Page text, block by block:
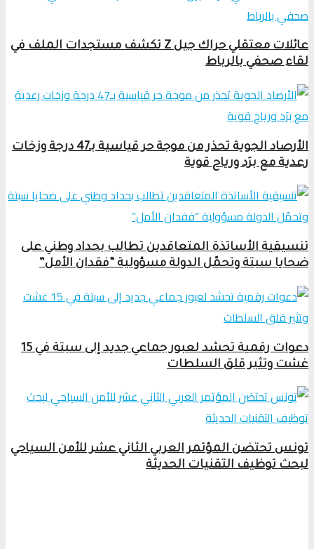
عائلات معتقلي حراك جيل Z تكشف مستجدات الملف في
لقاء صحفي بالرباط
الأرصاد الجوية تحذر من موجة حر قياسية بـ47 درجة وزخات
رعدية مع برَد ورياح قوية
تنسيقية الأساتذة المتعاقدين تطالب بحداد وطني على
ضحايا سبتة وتحمّل الدولة مسؤولية “فقدان الأمل”
دعوات رقمية تحشد لعبور جماعي جديد إلى سبتة في 15
غشت وتثير قلق السلطات
تونس تحتضن المؤتمر العربي الثاني عشر للأمن السياحي
لبحث توظيف التقنيات الحديثة